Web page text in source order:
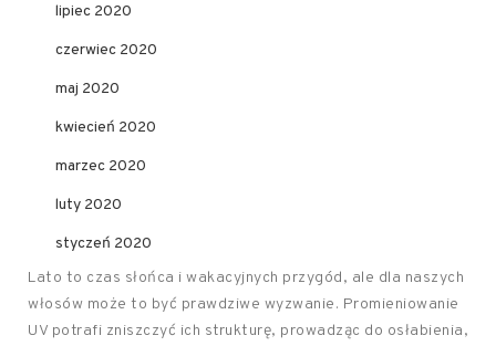
lipiec 2020
czerwiec 2020
maj 2020
kwiecień 2020
marzec 2020
luty 2020
styczeń 2020
Lato to czas słońca i wakacyjnych przygód, ale dla naszych
włosów może to być prawdziwe wyzwanie. Promieniowanie
UV potrafi zniszczyć ich strukturę, prowadząc do osłabienia,